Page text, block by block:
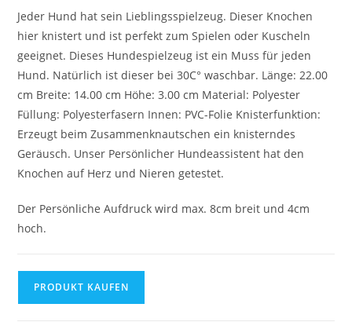
Jeder Hund hat sein Lieblingsspielzeug. Dieser Knochen
hier knistert und ist perfekt zum Spielen oder Kuscheln
geeignet. Dieses Hundespielzeug ist ein Muss für jeden
Hund. Natürlich ist dieser bei 30C° waschbar. Länge: 22.00
cm Breite: 14.00 cm Höhe: 3.00 cm Material: Polyester
Füllung: Polyesterfasern Innen: PVC-Folie Knisterfunktion:
Erzeugt beim Zusammenknautschen ein knisterndes
Geräusch. Unser Persönlicher Hundeassistent hat den
Knochen auf Herz und Nieren getestet.
Der Persönliche Aufdruck wird max. 8cm breit und 4cm
hoch.
PRODUKT KAUFEN